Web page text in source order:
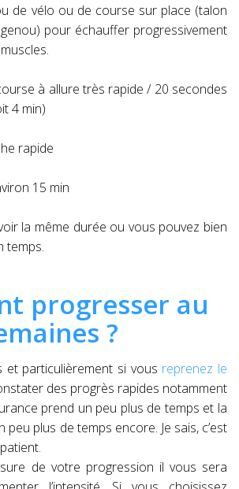
de vélo ou de course sur place (talon
pour échauffer progressivement
à allure très rapide / 20 secondes
4 min)
rapide
15 min
la même durée ou vous pouvez bien
temps.
progresser au
?
et particulièrement si vous reprenez le
des progrès rapides notamment
prend un peu plus de temps et la
peu plus de temps encore. Je sais, c’est
de votre progression il vous sera